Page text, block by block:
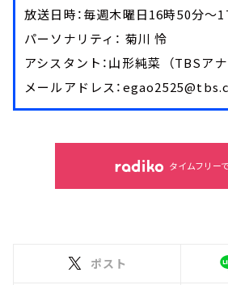
放送日時：毎週木曜日16時50分～
パーソナリティ： 菊川 怜
アシスタント：山形純菜 （TBSアナ
メールアドレス：
タイムフリー
ポスト